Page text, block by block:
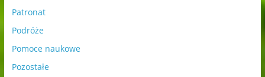
Patronat
Podróże
Pomoce naukowe
Pozostałe